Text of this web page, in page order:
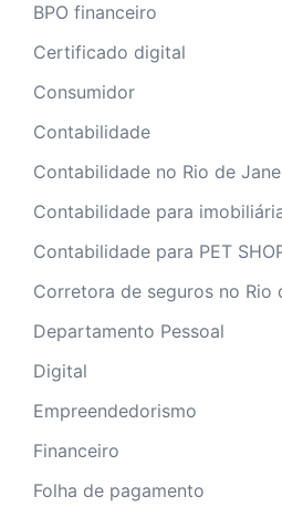
BPO financeiro
Certificado digital
Consumidor
Contabilidade
Contabilidade no Rio de
Contabilidade para
Contabilidade para PET
Corretora de seguros no Rio
Departamento Pessoal
Digital
Empreendedorismo
Financeiro
Folha de pagamento